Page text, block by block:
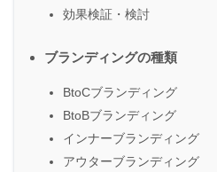
効果検証・検討
ブランディングの種類
BtoCブランディング
BtoBブランディング
インナーブランディング
アウターブランディング